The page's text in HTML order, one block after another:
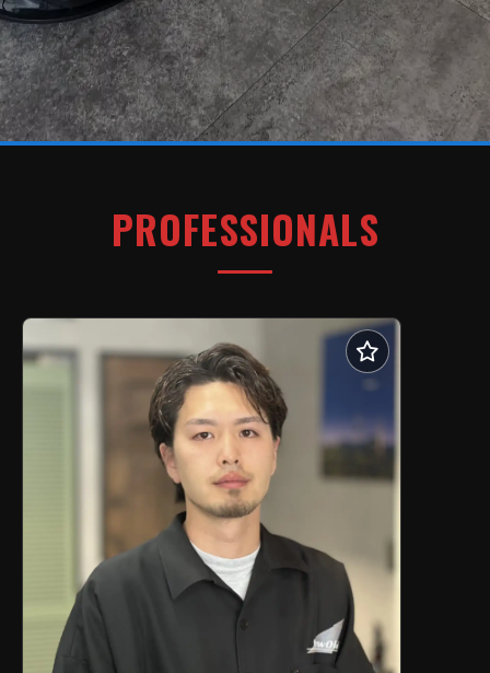
PROFESSIONALS